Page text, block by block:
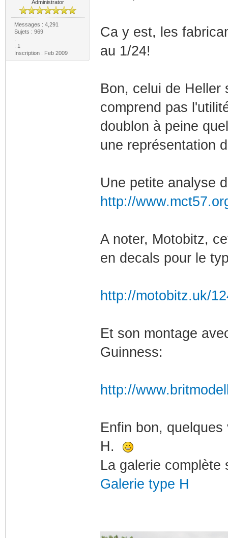
Administrator
Messages : 4,291
Sujets : 969
:
: 1
Inscription : Feb 2009
Ca y est, les
au 1/24!
Bon, celui de Heller
comprend pas
doublon à peine
une représentation
Une petite analyse
http://
A noter, Motobitz,
en decals pour le
http://motobitz.uk/
Et son montage
Guinness:
http://
Enfin bon,
H.
La galerie complète
Galerie type H